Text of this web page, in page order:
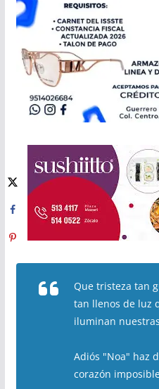
Que tristeza tan
tan llenos de luz
iluminan
Adiós "Noa" haz
corazón